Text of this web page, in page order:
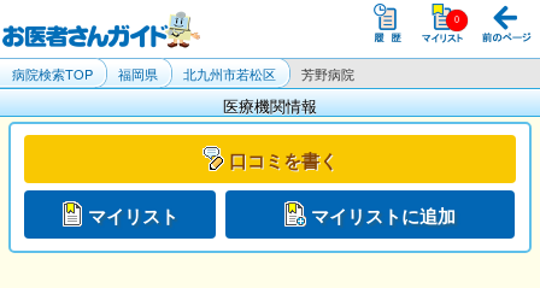
病院検索TOP 福岡県 北九州市若松区 芳野病院
医療機関情報
口コミを書く
マイリスト マイリストに追加